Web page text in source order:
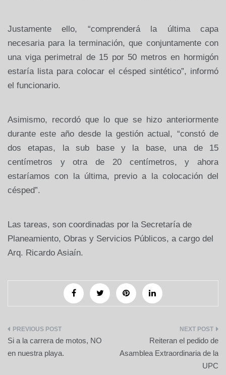
Justamente ello, “comprenderá la última capa
necesaria para la terminación, que conjuntamente con
una viga perimetral de 15 por 50 metros en hormigón
estaría lista para colocar el césped sintético”, informó
el funcionario.
Asimismo, recordó que lo que se hizo anteriormente
durante este año desde la gestión actual, “constó de
dos etapas, la sub base y la base, una de 15
centímetros y otra de 20 centímetros, y ahora
estaríamos con la última, previo a la colocación del
césped”.
Las tareas, son coordinadas por la Secretaría de
Planeamiento, Obras y Servicios Públicos, a cargo del
Arq. Ricardo Asiaín.
Navegación
de
Si a la carrera de motos, NO
en nuestra playa.
Reiteran el pedido de
Asamblea Extraordinaria de la
UPC